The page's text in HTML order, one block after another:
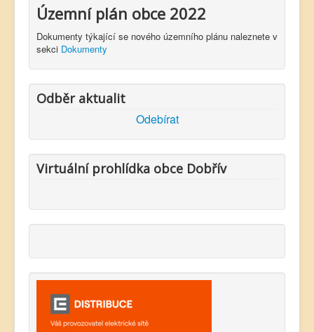
Územní plán obce 2022
Dokumenty týkající se nového územního plánu naleznete v
sekci Dokumenty
Odběr aktualit
Odebírat
Virtuální prohlídka obce Dobřív